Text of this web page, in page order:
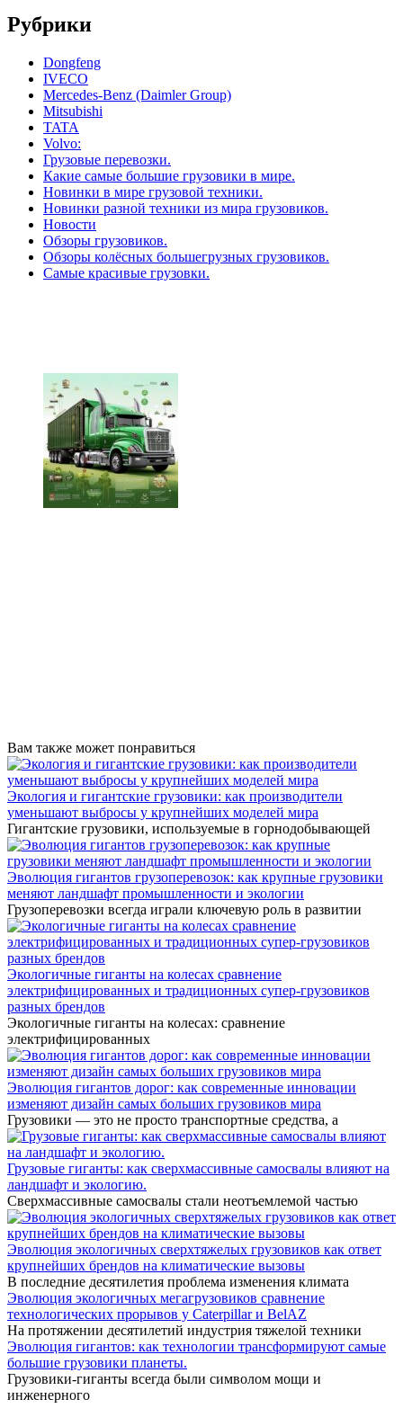
Рубрики
Dongfeng
IVECO
Mercedes-Benz (Daimler Group)
Mitsubishi
TATA
Volvo:
Грузовые перевозки.
Какие самые большие грузовики в мире.
Новинки в мире грузовой техники.
Новинки разной техники из мира грузовиков.
Новости
Обзоры грузовиков.
Обзоры колёсных большегрузных грузовиков.
Самые красивые грузовки.
Вам также может понравиться
Экология и гигантские грузовики: как производители
уменьшают выбросы у крупнейших моделей мира
Гигантские грузовики, используемые в горнодобывающей
Эволюция гигантов грузоперевозок: как крупные грузовики
меняют ландшафт промышленности и экологии
Грузоперевозки всегда играли ключевую роль в развитии
Экологичные гиганты на колесах сравнение
электрифицированных и традиционных супер-грузовиков
разных брендов
Экологичные гиганты на колесах: сравнение
электрифицированных
Эволюция гигантов дорог: как современные инновации
изменяют дизайн самых больших грузовиков мира
Грузовики — это не просто транспортные средства, а
Грузовые гиганты: как сверхмассивные самосвалы влияют на
ландшафт и экологию.
Сверхмассивные самосвалы стали неотъемлемой частью
Эволюция экологичных сверхтяжелых грузовиков как ответ
крупнейших брендов на климатические вызовы
В последние десятилетия проблема изменения климата
Эволюция экологичных мегагрузовиков сравнение
технологических прорывов у Caterpillar и BelAZ
На протяжении десятилетий индустрия тяжелой техники
Эволюция гигантов: как технологии трансформируют самые
большие грузовики планеты.
Грузовики-гиганты всегда были символом мощи и
инженерного